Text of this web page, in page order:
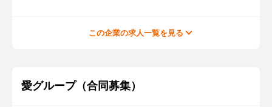
この企業の求人一覧を見る
愛グループ（合同募集）